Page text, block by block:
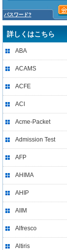
パスワード?
詳しくはこちら
ABA
ACAMS
ACFE
ACI
Acme-Packet
Admission Test
AFP
AHIMA
AHIP
AIIM
Alfresco
Altiris